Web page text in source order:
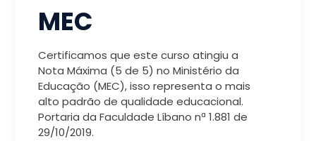
MEC
Certificamos que este curso atingiu a
Nota Máxima (5 de 5) no Ministério da
Educação (MEC), isso representa o mais
alto padrão de qualidade educacional.
Portaria da Faculdade Líbano nª 1.881 de
29/10/2019.